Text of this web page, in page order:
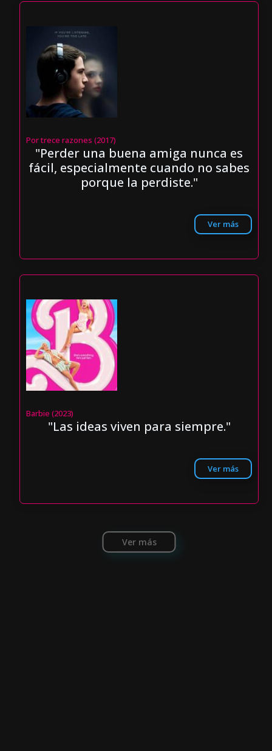
Por trece razones (2017)
"Perder una buena amiga nunca es
fácil, especialmente cuando no sabes
porque la perdiste."
Ver más
Barbie (2023)
"Las ideas viven para siempre."
Ver más
Ver más